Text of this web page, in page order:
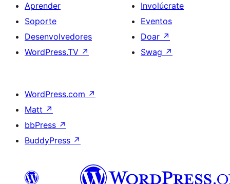
Aprender
Soporte
Desenvolvedores
WordPress.TV ↗
Involúcrate
Eventos
Doar ↗
Swag ↗
WordPress.com ↗
Matt ↗
bbPress ↗
BuddyPress ↗